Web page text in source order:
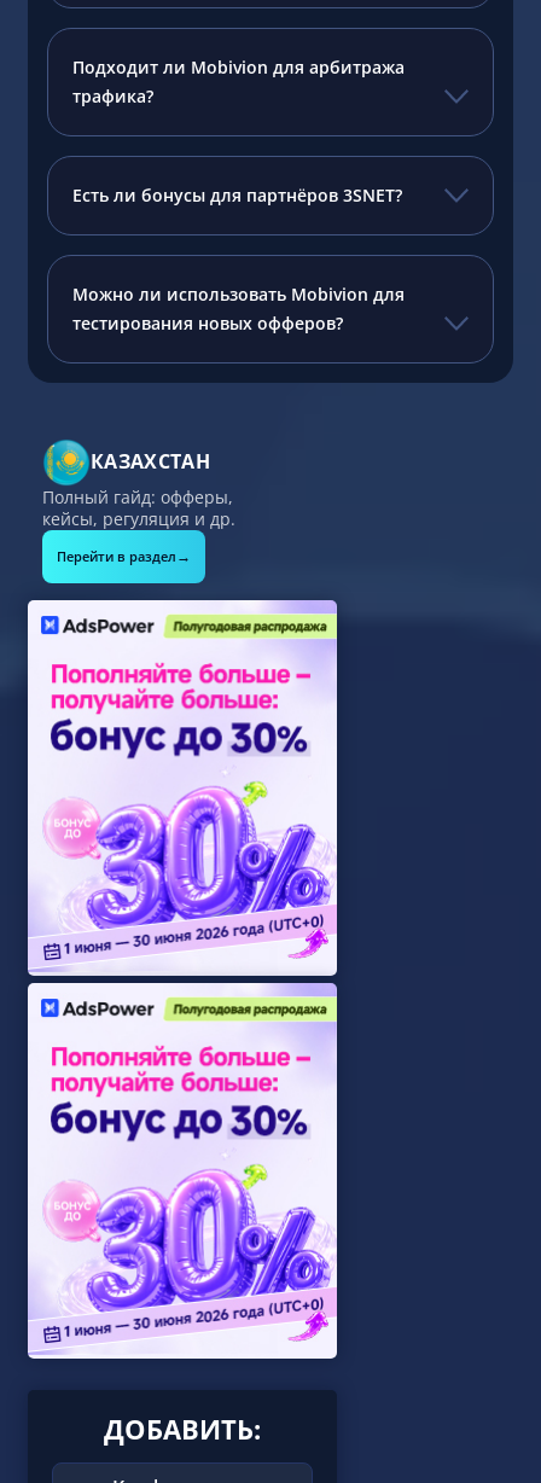
Подходит ли Mobivion для арбитража
трафика?
Есть ли бонусы для партнёров 3SNET?
Можно ли использовать Mobivion для
тестирования новых офферов?
КАЗАХСТАН
Полный гайд: офферы,
кейсы, регуляция и др.
Перейти в раздел →
ДОБАВИТЬ: